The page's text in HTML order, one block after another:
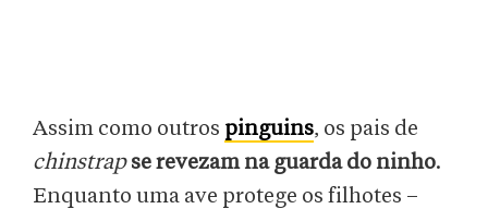
Assim como outros pinguins, os pais de
chinstrap se revezam na guarda do ninho.
Enquanto uma ave protege os filhotes –